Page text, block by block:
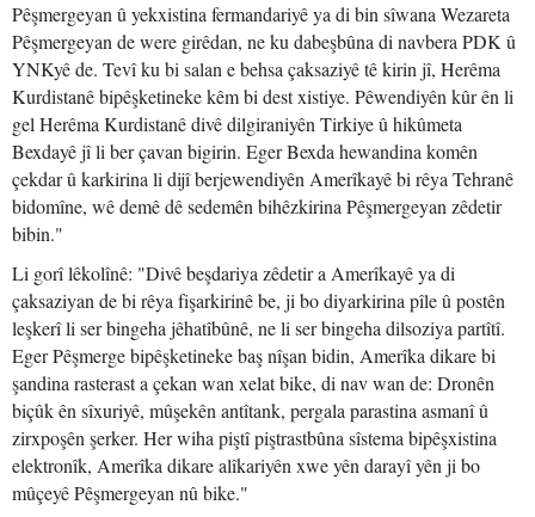
Pêşmergeyan û yekxistina fermandariyê ya di bin sîwana Wezareta
Pêşmergeyan de were girêdan, ne ku dabeşbûna di navbera PDK û
YNKyê de. Tevî ku bi salan e behsa çaksaziyê tê kirin jî, Herêma
Kurdistanê bipêşketineke kêm bi dest xistiye. Pêwendiyên kûr ên li
gel Herêma Kurdistanê divê dilgiraniyên Tirkiye û hikûmeta
Bexdayê jî li ber çavan bigirin. Eger Bexda hewandina komên
çekdar û karkirina li dijî berjewendiyên Amerîkayê bi rêya Tehranê
bidomîne, wê demê dê sedemên bihêzkirina Pêşmergeyan zêdetir
bibin."
Li gorî lêkolînê: "Divê beşdariya zêdetir a Amerîkayê ya di
çaksaziyan de bi rêya fişarkirinê be, ji bo diyarkirina pîle û postên
leşkerî li ser bingeha jêhatîbûnê, ne li ser bingeha dilsoziya partîtî.
Eger Pêşmerge bipêşketineke baş nîşan bidin, Amerîka dikare bi
şandina rasterast a çekan wan xelat bike, di nav wan de: Dronên
biçûk ên sîxuriyê, mûşekên antîtank, pergala parastina asmanî û
zirxpoşên şerker. Her wiha piştî piştrastbûna sîstema bipêşxistina
elektronîk, Amerîka dikare alîkariyên xwe yên darayî yên ji bo
mûçeyê Pêşmergeyan nû bike."